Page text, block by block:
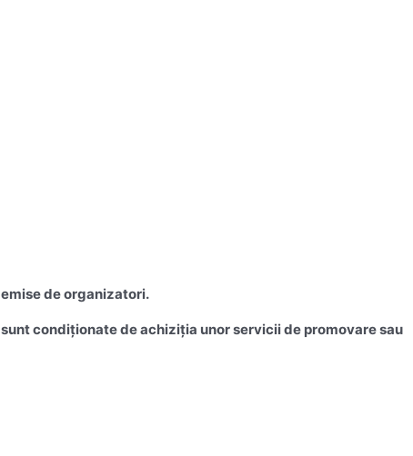
de organizatori.
condiționate de achiziția unor servicii de promovare sau